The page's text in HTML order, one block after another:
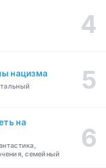
нацизма
на
семейный